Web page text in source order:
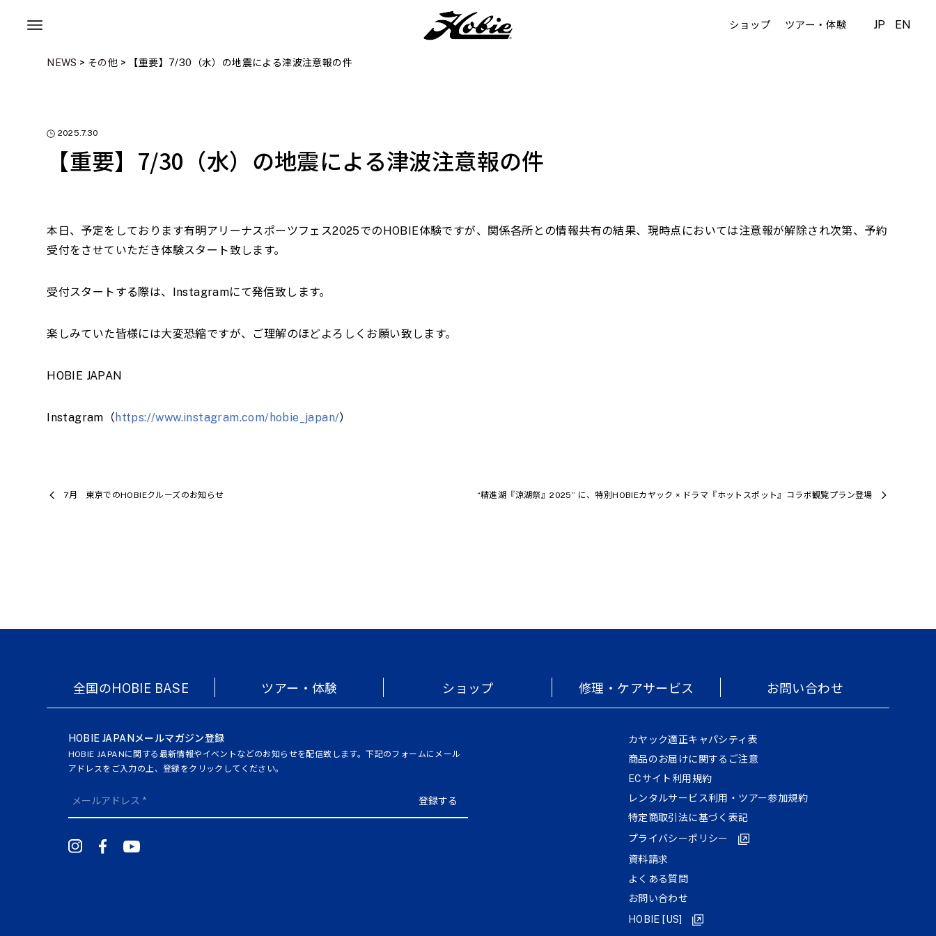
ショップ ツアー・体験 JP EN
NEWS > その他 > 【重要】7/30（水）の地震による津波注意報の件
2025.7.30
【重要】7/30（水）の地震による津波注意報の件
本日、予定をしております有明アリーナスポーツフェス2025でのHOBIE体験ですが、関係各所との情報共有の結果、現時点においては注意報が解除され次第、予約
受付をさせていただき体験スタート致します。
受付スタートする際は、Instagramにて発信致します。
楽しみていた皆様には大変恐縮ですが、ご理解のほどよろしくお願い致します。
HOBIE JAPAN
Instagram（ https://www.instagram.com/hobie_japan/）
7月 東京でのHOBIEクルーズのお知らせ “精進湖『涼湖祭』2025” に、特別HOBIEカヤック × ドラマ『ホットスポット』コラボ観覧プラン登場
全国のHOBIE BASE ツアー・体験 ショップ 修理・ケアサービス お問い合わせ
HOBIE JAPANメールマガジン登録
HOBIE JAPANに関する最新情報やイベントなどのお知らせを配信致します。下記のフォームにメール
アドレスをご入力の上、登録をクリックしてください。
カヤック適正キャパシティ表
商品のお届けに関するご注意
ECサイト利⽤規約
レンタルサービス利用・ツアー参加規約
特定商取引法に基づく表記
プライバシーポリシー
資料請求
よくある質問
お問い合わせ
HOBIE [US]